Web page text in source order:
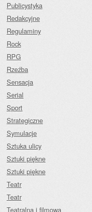
Publicystyka
Redakcyjne
Regulaminy
Rock
RPG
Rzeźba
Sensacja
Serial
Sport
Strategiczne
Symulacje
Sztuka ulicy
Sztuki piękne
Sztuki piękne
Teatr
Teatr
Teatralna i filmowa